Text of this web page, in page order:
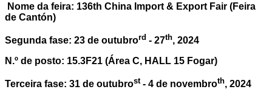
Nome da feira: 136th China Import & Export Fair (Feira
de Cantón)
Segunda fase: 23 de outubrord - 27th, 2024
N.º de posto: 15.3F21 (Área C, HALL 15 Fogar)
Terceira fase: 31 de outubrost - 4 de novembroth, 2024